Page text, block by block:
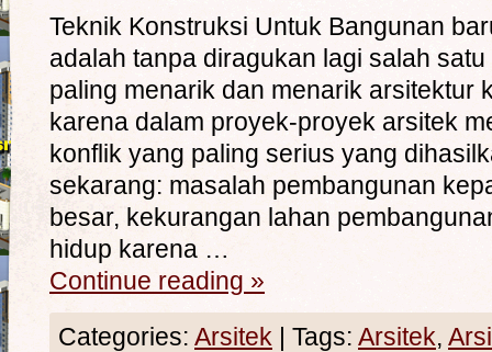
Teknik Konstruksi Untuk Bangunan
adalah tanpa diragukan lagi salah
paling menarik dan menarik arsitektur
karena dalam proyek-proyek arsitek
konflik yang paling serius yang
sekarang: masalah pembangunan
besar, kekurangan lahan
hidup karena …
Continue reading »
Categories: Arsitek | Tags: Arsitek,